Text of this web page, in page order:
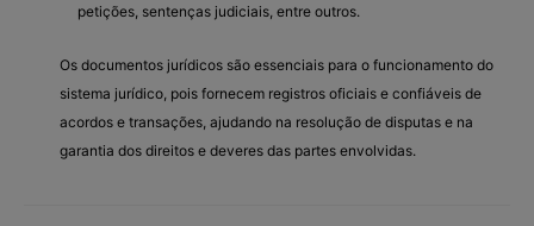
petições, sentenças judiciais, entre outros.
Os documentos jurídicos são essenciais para o funcionamento do
sistema jurídico, pois fornecem registros oficiais e confiáveis de
acordos e transações, ajudando na resolução de disputas e na
garantia dos direitos e deveres das partes envolvidas.